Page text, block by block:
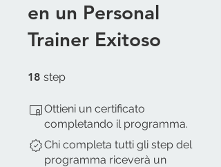
en un Personal
Trainer Exitoso
18 step
Ottieni un certificato
completando il programma.
Chi completa tutti gli step del
programma riceverà un